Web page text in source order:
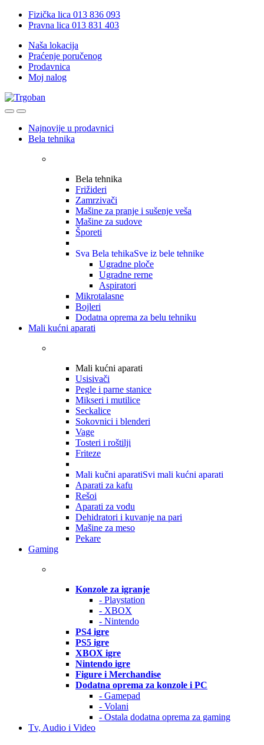
Skip
Skip
Fizička lica 013 836 093
Pravna lica 013 831 403
Naša lokacija
Praćenje poručenog
Prodavnica
Moj nalog
OpenClose
Najnovije u prodavnici
Bela tehnika
Bela tehnika
Frižideri
Zamrzivači
Mašine za pranje i sušenje veša
Mašine za sudove
Šporeti
Sva Bela tehikaSve iz bele tehnike
Ugradne ploče
Ugradne rerne
Aspiratori
Mikrotalasne
Bojleri
Dodatna oprema za belu tehniku
Mali kućni aparati
Mali kućni aparati
Usisivači
Pegle i parne stanice
Mikseri i mutilice
Seckalice
Sokovnici i blenderi
Vage
Tosteri i roštilji
Friteze
Mali kučni aparatiSvi mali kućni aparati
Aparati za kafu
Rešoi
Aparati za vodu
Dehidratori i kuvanje na pari
Mašine za meso
Pekare
Gaming
Konzole za igranje
- Playstation
- XBOX
- Nintendo
PS4 igre
PS5 igre
XBOX igre
Nintendo igre
Figure i Merchandise
Dodatna oprema za konzole i PC
- Gamepad
- Volani
- Ostala dodatna oprema za gaming
Tv, Audio i Video